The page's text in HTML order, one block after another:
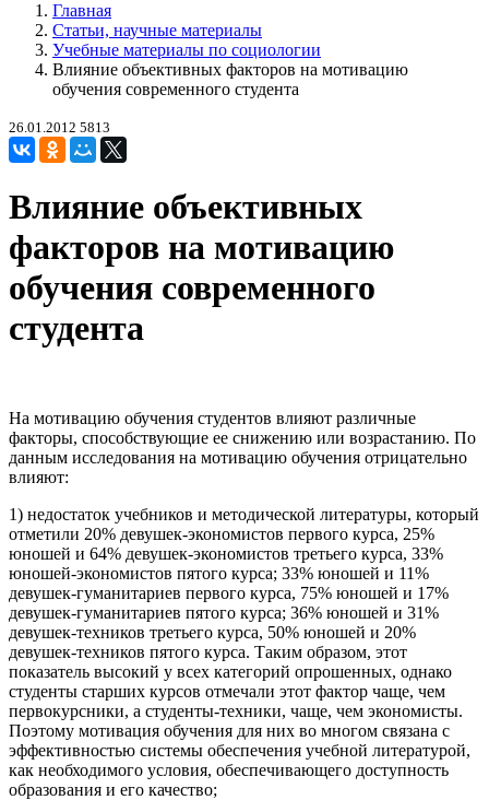
Главная
Статьи, научные материалы
Учебные материалы по социологии
Влияние объективных факторов на мотивацию
обучения современного студента
26.01.2012 5813
Влияние объективных
факторов на мотивацию
обучения современного
студента
На мотивацию обучения студентов влияют различные
факторы, способствующие ее снижению или возрастанию. По
данным исследования на мотивацию обучения отрицательно
влияют:
1) недостаток учебников и методической литературы, который
отметили 20% девушек-экономистов первого курса, 25%
юношей и 64% девушек-экономистов третьего курса, 33%
юношей-экономистов пятого курса; 33% юношей и 11%
девушек-гуманитариев первого курса, 75% юношей и 17%
девушек-гуманитариев пятого курса; 36% юношей и 31%
девушек-техников третьего курса, 50% юношей и 20%
девушек-техников пятого курса. Таким образом, этот
показатель высокий у всех категорий опрошенных, однако
студенты старших курсов отмечали этот фактор чаще, чем
первокурсники, а студенты-техники, чаще, чем экономисты.
Поэтому мотивация обучения для них во многом связана с
эффективностью системы обеспечения учебной литературой,
как необходимого условия, обеспечивающего доступность
образования и его качество;